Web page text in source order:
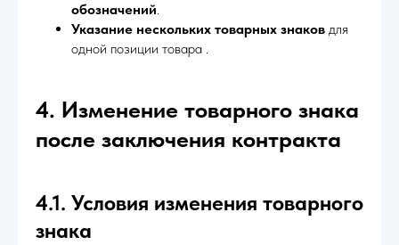
обозначений.
Указание нескольких товарных знаков для
одной позиции товара .
4. Изменение товарного знака
после заключения контракта
4.1. Условия изменения товарного
знака